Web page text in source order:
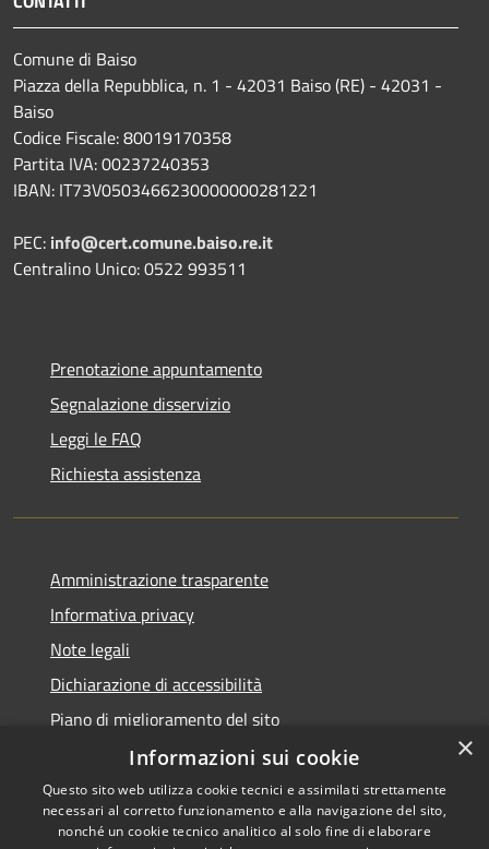
Comune di Baiso
Piazza della Repubblica, n. 1 - 42031 Baiso (RE) - 42031 -
Baiso
Codice Fiscale: 80019170358
Partita IVA: 00237240353
IBAN: IT73V0503466230000000281221
PEC: info@cert.comune.baiso.re.it
Centralino Unico: 0522 993511
Prenotazione appuntamento
Segnalazione disservizio
Leggi le FAQ
Richiesta assistenza
Amministrazione trasparente
Informativa privacy
Note legali
Dichiarazione di accessibilità
Piano di miglioramento del sito
Copyright © 2026 • Comune di
×
Informazioni sui cookie
Questo sito web utilizza cookie tecnici e assimilati strettamente
necessari al corretto funzionamento e alla navigazione del sito,
nonché un cookie tecnico analitico al solo fine di elaborare